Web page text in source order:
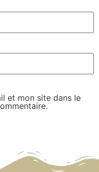
et mon site dans le